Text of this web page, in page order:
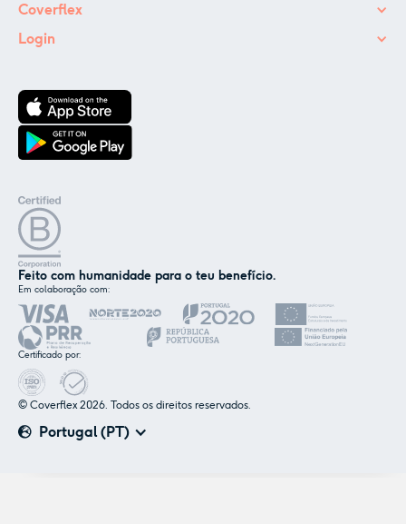
Coverflex
Login
Feito com humanidade para o teu benefício.
Em colaboração com:
Certificado por:
Portugal (PT)
© Coverflex 2026. Todos os direitos reservados.
Nós e os nossos parceiros usamos cookies ou
tecnologias semelhantes, conforme
mencionado na
Aceitar